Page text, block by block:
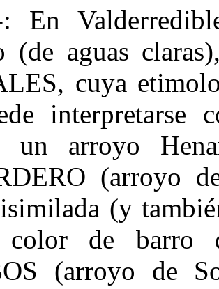
(de aguas
cuya
interpretarse
un arroyo
(arroyo
(y
de barro
(arroyo de